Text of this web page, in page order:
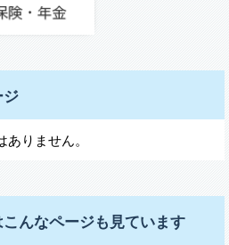
ジ
りません。
んなページも見ています